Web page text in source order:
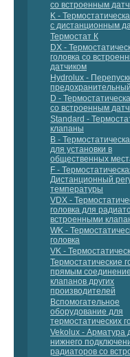
со встроенным
K -
с дистанционным
Термостат К
DX -
головка со
датчиком
Hydrolux -
D -
со встроенным
Standard -
клапаны
B -
для установки в
общественных
F -
Дистанционный
температуры
VDX -
головка для
встроенными
WK -
головка
VK -
Термостатические
прямым
клапанов других
производителей
Вспомогательное
оборудование для
термостатических
Vekolux - Арматура
нижнего
радиаторов со